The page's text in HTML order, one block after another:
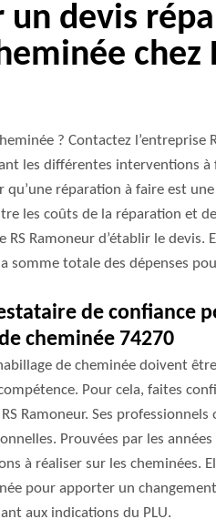
un devis
chez
? Contactez l’entreprise
les différentes interventions
qu’une réparation à faire est
les coûts de la réparation et
RS Ramoneur d’établir le devis.
somme totale des dépenses
de confiance
cheminée 74270
de cheminée doivent
Pour cela, faites
Ramoneur. Ses
Prouvées par les
à réaliser sur les cheminées.
pour apporter un
aux indications du PLU.